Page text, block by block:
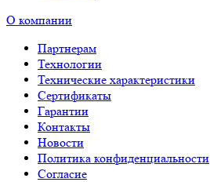
О компании
Партнерам
Технологии
Технические характеристики
Сертификаты
Гарантии
Контакты
Новости
Политика конфиденциальности
Согласие